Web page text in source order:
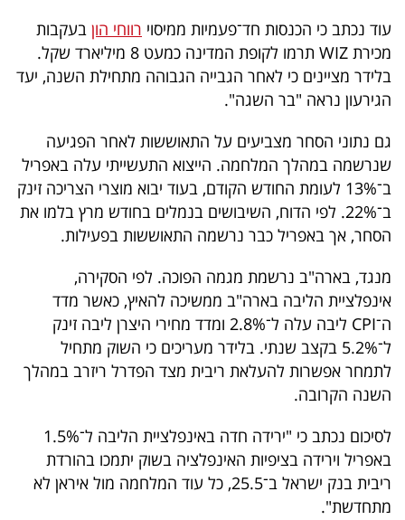
מייל
אדום
באייס
עקבו
אחרינו:
עוד נכתב כי הכנסות חד־פעמיות ממיסוי רווחי הון בעקבות
מכירת WIZ תרמו לקופת המדינה כמעט 8 מיליארד שקל.
בלידר מציינים כי לאחר הגבייה הגבוהה מתחילת השנה, יעד
הגירעון נראה "בר השגה".
גם נתוני הסחר מצביעים על התאוששות לאחר הפגיעה
שנרשמה במהלך המלחמה. הייצוא התעשייתי עלה באפריל
ב־13% לעומת החודש הקודם, בעוד יבוא מוצרי הצריכה זינק
ב־22%. לפי הדוח, השיבושים בנמלים בחודש מרץ בלמו את
הסחר, אך באפריל כבר נרשמה התאוששות בפעילות.
מנגד, בארה"ב נרשמת מגמה הפוכה. לפי הסקירה,
אינפלציית הליבה בארה"ב ממשיכה להאיץ, כאשר מדד
ה־CPI ליבה עלה ל־2.8% ומדד מחירי היצרן ליבה זינק
ל־5.2% בקצב שנתי. בלידר מעריכים כי השוק מתחיל
לתמחר אפשרות להעלאת ריבית מצד הפדרל ריזרב במהלך
השנה הקרובה.
לסיכום נכתב כי "ירידה חדה באינפלציית הליבה ל־1.5%
באפריל וירידה בציפיות האינפלציה בשוק יתמכו בהורדת
ריבית בנק ישראל ב־25.5, כל עוד המלחמה מול איראן לא
מתחדשת".